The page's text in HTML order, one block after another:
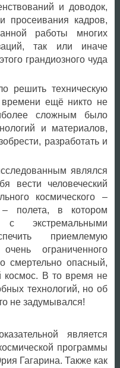
и доводок,
просеивания кадров,
работы многих
так или иначе
грандиозного чуда
решить техническую
времени ещё никто не
сложным было
и материалов,
разработать и
являлся
вести человеческий
космического –
– полета, в котором
с экстремальными
приемлемую
ограниченного
смертельно опасный,
космос. В то время не
технологий, но об
не задумывался!
является
программы
Гагарина. Также как